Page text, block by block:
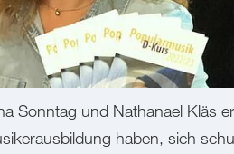
Sonntag und Nathanael Kläs
haben, sich